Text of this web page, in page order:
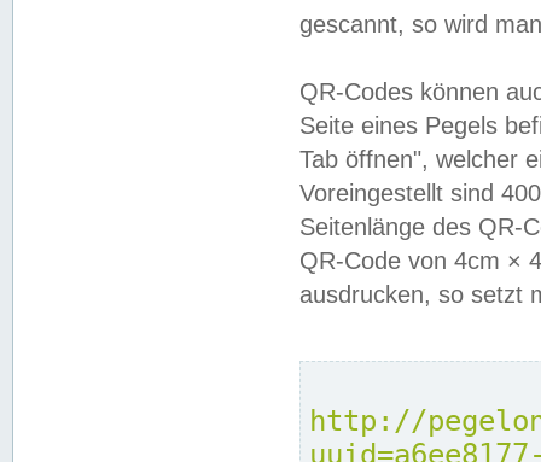
gescannt, so wird
QR-Codes können
Seite eines Pegels
Tab öffnen", welcher
Voreingestellt sind
Seitenlänge des QR-
QR-Code von 4cm ×
ausdrucken, so setzt
http://